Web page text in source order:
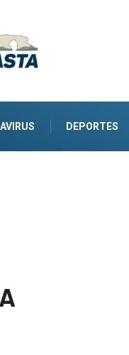
DEPORTES